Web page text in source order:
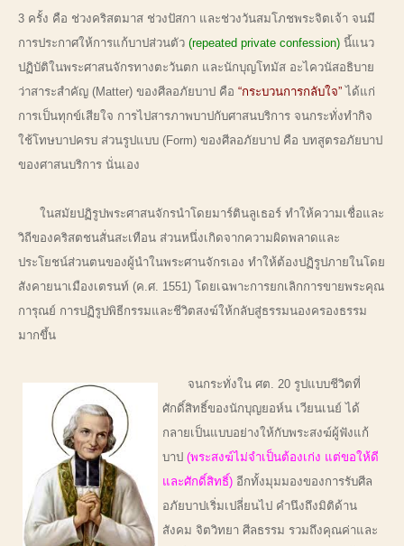
3 ครั้ง คือ ช่วงคริสตมาส ช่วงปัสกา และช่วงวันสมโภชพระจิตเจ้า จนมี
การประกาศให้การแก้บาปส่วนตัว (repeated private confession) นี้แนว
ปฏิบัติในพระศาสนจักรทางตะวันตก และนักบุญโทมัส อะไควนัสอธิบาย
ว่าสาระสำคัญ (Matter) ของศีลอภัยบาป คือ “กระบวนการกลับใจ” ได้แก่
การเป็นทุกข์เสียใจ การไปสารภาพบาปกับศาสนบริการ จนกระทั่งทำกิจ
ใช้โทษบาปครบ ส่วนรูปแบบ (Form) ของศีลอภัยบาป คือ บทสูตรอภัยบาป
ของศาสนบริการ นั่นเอง
ในสมัยปฏิรูปพระศาสนจักรนำโดยมาร์ตินลูเธอร์ ทำให้ความเชื่อและ
วิถีของคริสตชนสั่นสะเทือน ส่วนหนึ่งเกิดจากความผิดพลาดและ
ประโยชน์ส่วนตนของผู้นำในพระศานจักรเอง ทำให้ต้องปฏิรูปภายในโดย
สังคายนาเมืองเตรนท์ (ค.ศ. 1551) โดยเฉพาะการยกเลิกการขายพระคุณ
การุณย์ การปฏิรูปพิธีกรรมและชีวิตสงฆ์ให้กลับสู่ธรรมนองครองธรรม
มากขึ้น
จนกระทั่งใน ศต. 20 รูปแบบชีวิตที่
ศักดิ์สิทธิ์ของนักบุญยอห์น เวียนเนย์ ได้
กลายเป็นแบบอย่างให้กับพระสงฆ์ผู้ฟังแก้
บาป (พระสงฆ์ไม่จำเป็นต้องเก่ง แต่ขอให้ดี
และศักดิ์สิทธิ์) อีกทั้งมุมมองของการรับศีล
อภัยบาปเริ่มเปลี่ยนไป คำนึงถึงมิติด้าน
สังคม จิตวิทยา ศีลธรรม รวมถึงคุณค่าและ